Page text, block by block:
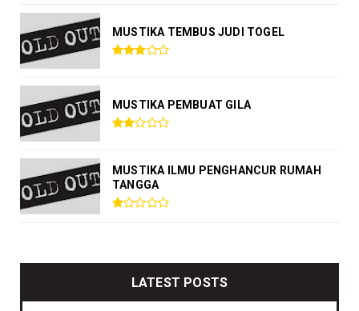
MUSTIKA TEMBUS JUDI TOGEL
MUSTIKA PEMBUAT GILA
MUSTIKA ILMU PENGHANCUR RUMAH
TANGGA
LATEST POSTS